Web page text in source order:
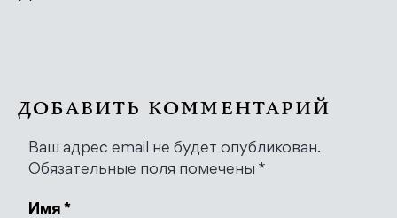
ДОБАВИТЬ КОММЕНТАРИЙ
Ваш адрес email не будет опубликован.
Обязательные поля помечены *
Имя *